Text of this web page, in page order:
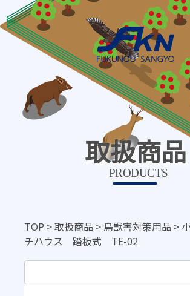
取扱商品
PRODUCTS
TOP >取扱商品 > 鳥獣害対策用品 >
チハウス 踏板式 TE-02